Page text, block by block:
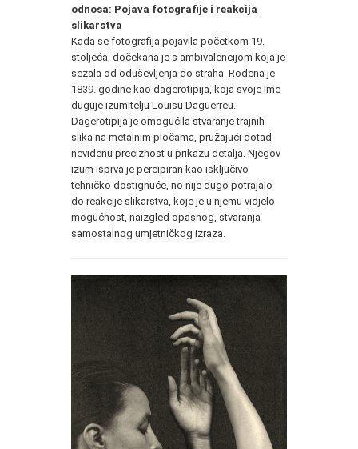
odnosa: Pojava fotografije i reakcija
slikarstva
Kada se fotografija pojavila početkom 19.
stoljeća, dočekana je s ambivalencijom koja je
sezala od oduševljenja do straha. Rođena je
1839. godine kao dagerotipija, koja svoje ime
duguje izumitelju Louisu Daguerreu.
Dagerotipija je omogućila stvaranje trajnih
slika na metalnim pločama, pružajući dotad
neviđenu preciznost u prikazu detalja. Njegov
izum isprva je percipiran kao isključivo
tehničko dostignuće, no nije dugo potrajalo
do reakcije slikarstva, koje je u njemu vidjelo
mogućnost, naizgled opasnog, stvaranja
samostalnog umjetničkog izraza.